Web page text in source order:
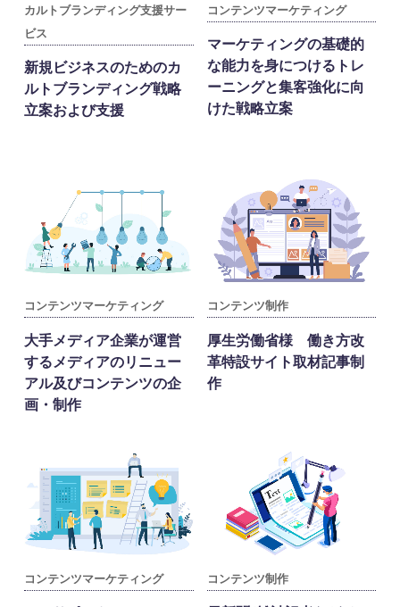
カルトブランディング支援サー
ビス
新規ビジネスのためのカ
ルトブランディング戦略
立案および支援
コンテンツマーケティング
マーケティングの基礎的
な能力を身につけるトレ
ーニングと集客強化に向
けた戦略立案
コンテンツマーケティング
大手メディア企業が運営
するメディアのリニュー
アル及びコンテンツの企
画・制作
コンテンツ制作
厚生労働省様 働き方改
革特設サイト取材記事制
作
コンテンツマーケティング コンテンツ制作